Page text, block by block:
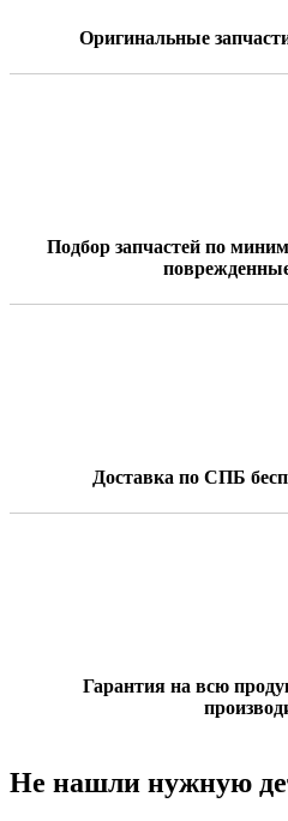
Оригинальные
Подбор запчастей по
Доставка по СПБ
Гарантия на всю
Не нашли нужную